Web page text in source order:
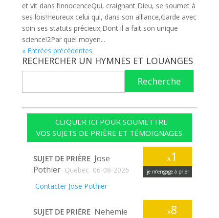
et vit dans l’innocenceQui, craignant Dieu, se soumet à
ses lois!Heureux celui qui, dans son alliance,Garde avec
soin ses statuts précieux,Dont il a fait son unique
science!2Par quel moyen...
« Entrées précédentes
RECHERCHER UN HYMNES ET LOUANGES
Recherche
CLIQUER ICI POUR SOUMETTRE
VOS SUJETS DE PRIÈRE ET TÉMOIGNAGES
x1
je m’engage à prier
SUJET DE PRIÈRE Jose
Pothier Quebec 06-08-2026
Contacter Jose Pothier
x8
SUJET DE PRIÈRE Nehemie